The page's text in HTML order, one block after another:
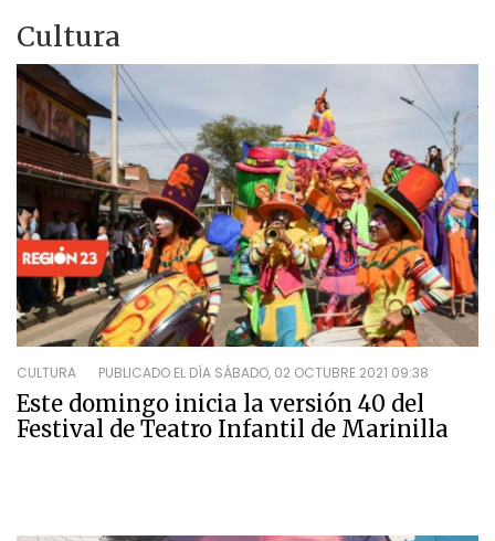
Cultura
CULTURA PUBLICADO EL DÍA SÁBADO, 02 OCTUBRE 2021 09:38
Este domingo inicia la versión 40 del
Festival de Teatro Infantil de Marinilla